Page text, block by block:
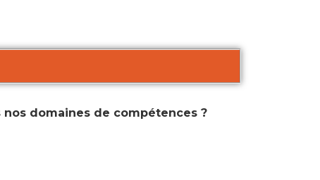
nos domaines de compétences ?